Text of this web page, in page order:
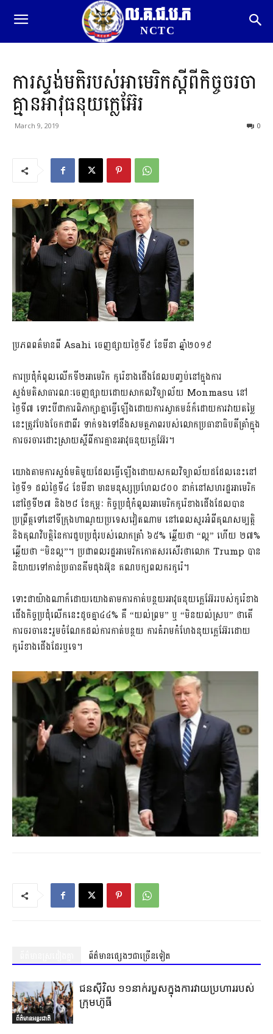
ល.គ.ជ.ប.ភ
NCTC
ការស្ទង់មតិរបស់អាមេរិកស្តីពីកិច្ចចរចា
គ្មានអាវុធនុយក្លេអ៊ែរ
March 9, 2019 0
ប្រភពពត៌មានពី Asahi ចេញផ្សាយថ្ងៃទី៩ ខែមីនា ឆ្នាំ២០១៩
ការប្រជុំកំពូលលើកទី២អាមេរិក កូរ៉េខាងជើងដែលបញ្ចប់នៅក្នុងការ
ស្ទង់មតិសាធារណៈចេញផ្សាយដោយសាកលវិទ្យាល័យ Monmasu នៅ
ថ្ងៃទី៧ ទោះបីជាការពិភាក្សាគ្នាធ្វើឡើងដោយការស្វាគមន៍ក៏ដោយការវាយតម្លៃ
នេះត្រូវបែងចែកជាពីរ ទាក់ទងទៅនឹងសមត្ថភាពរបស់លោកប្រធានាធិបតីត្រាំក្នុង
ការចរចារដោះស្រាយស្តីពីការគ្មានអាវុធនុយក្លេអ៊ែរ។
យោងតាមការស្ទង់មតិមួយដែលធ្វើឡើងដោយសកលវិទ្យាល័យដដែលនេះនៅ
ថ្ងៃទី១ ដល់ថ្ងៃទី៤ ខែមីនា មានមនុស្សប្រហែល៨០០ នាក់នៅសហរដ្ឋអាមេរិក
នៅថ្ងៃទី២៧ និង២៨ ខែកុម្ភៈ កិច្ចប្រជុំកំពូលអាមេរិកកូរ៉េខាងជើងដែលបាន
ប្រព្រឹត្តទៅនៅទីក្រុងហាណូយប្រទេសវៀតណាម នៅពេលសួរអំពីគុណសម្បត្តិ
និងគុណវិបត្តិនៃការជួបប្រជុំរបស់លោកត្រាំ ៦៥% ឆ្លើយថា “ល្អ” ហើយ ២៧%
ឆ្លើយថា “មិនល្អ”។ ប្រជាពលរដ្ឋអាមេរិកកោតសរសើរថាលោក Trump បាន
និយាយទៅកាន់ប្រធានគីមជុងអ៊ុន គណបក្សពលករកូរ៉េ។
ទោះជាយ៉ាងណាក៏ដោយយោងតាមការកាត់បន្ថយអាវុធនុយក្លេអ៊ែររបស់កូរ៉េខាង
ជើងកិច្ចប្រជុំលើកនេះដូចគ្នា៤៤% គឺ “យល់ព្រម” ឬ “មិនយល់ស្រប” ថាតើ
ការចរចានេះរួមចំណែកដល់ការកាត់បន្ថយ ការគំរាមកំហែងនុយក្លេអ៊ែរដោយ
កូរ៉េខាងជើងដែរឬទេ។
ព័ត៌មានផ្សេងៗជាច្រើនទៀត
ព័ត៌មានអន្តរជាតិ
ជនស៊ីវិល ១១នាក់របួសក្នុងការវាយប្រហាររបស់
ក្រុមហ៊ូធី